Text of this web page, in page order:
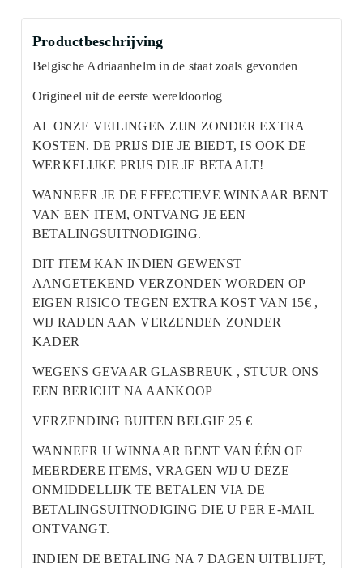
Productbeschrijving
Belgische Adriaanhelm in de staat zoals gevonden
Origineel uit de eerste wereldoorlog
AL ONZE VEILINGEN ZIJN ZONDER EXTRA
KOSTEN. DE PRIJS DIE JE BIEDT, IS OOK DE
WERKELIJKE PRIJS DIE JE BETAALT!
WANNEER JE DE EFFECTIEVE WINNAAR BENT
VAN EEN ITEM, ONTVANG JE EEN
BETALINGSUITNODIGING.
DIT ITEM KAN INDIEN GEWENST
AANGETEKEND VERZONDEN WORDEN OP
EIGEN RISICO TEGEN EXTRA KOST VAN 15€ ,
WIJ RADEN AAN VERZENDEN ZONDER
KADER
WEGENS GEVAAR GLASBREUK , STUUR ONS
EEN BERICHT NA AANKOOP
VERZENDING BUITEN BELGIE 25 €
WANNEER U WINNAAR BENT VAN ÉÉN OF
MEERDERE ITEMS, VRAGEN WIJ U DEZE
ONMIDDELLIJK TE BETALEN VIA DE
BETALINGSUITNODIGING DIE U PER E-MAIL
ONTVANGT.
INDIEN DE BETALING NA 7 DAGEN UITBLIJFT,